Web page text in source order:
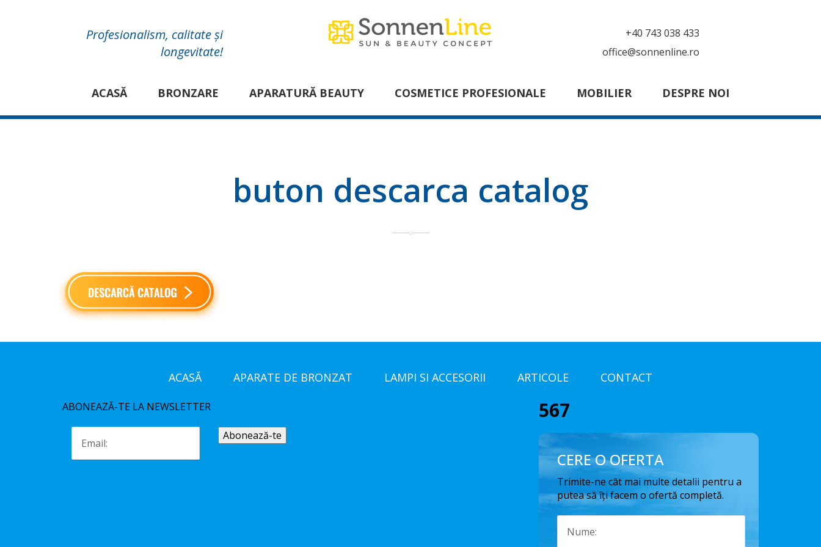
Profesionalism, calitate și
longevitate!
+40 743 038 433
office@sonnenline.ro
ACASĂ BRONZARE APARATURĂ BEAUTY COSMETICE PROFESIONALE MOBILIER DESPRE NOI
buton descarca catalog
ACASĂ APARATE DE BRONZAT LAMPI SI ACCESORII ARTICOLE CONTACT
ABONEAZĂ-TE LA NEWSLETTER 567
CERE O OFERTA
Trimite-ne cât mai multe detalii pentru a
putea să îți facem o ofertă completă.